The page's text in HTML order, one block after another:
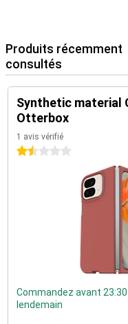
Produits récemment
consultés
Synthetic material
Otterbox
1 avis vérifié
1.5 étoiles
Commandez avant
lendemain